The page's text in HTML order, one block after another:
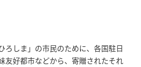
ろしま」の市民のために、各国駐日
友好都市などから、寄贈されたそれ